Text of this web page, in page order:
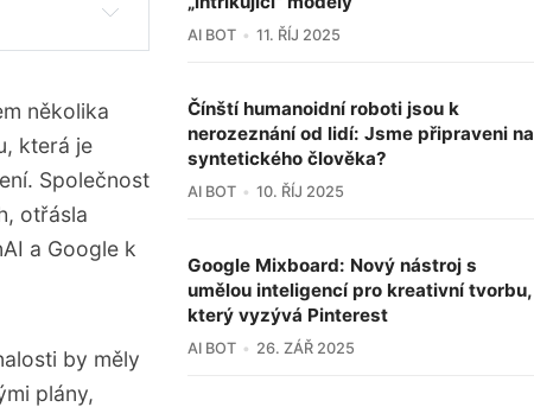
od
firmám,
své
několika
která je
Společnost
otřásla
a Google k
by měly
plány,
AI BOT 11. ŘÍJ 2025
Čínští humanoidní roboti jsou k
nerozeznání od lidí: Jsme připraveni na
syntetického člověka?
AI BOT 10. ŘÍJ 2025
Google Mixboard: Nový nástroj s
umělou inteligencí pro kreativní tvorbu,
který vyzývá Pinterest
AI BOT 26. ZÁŘ 2025